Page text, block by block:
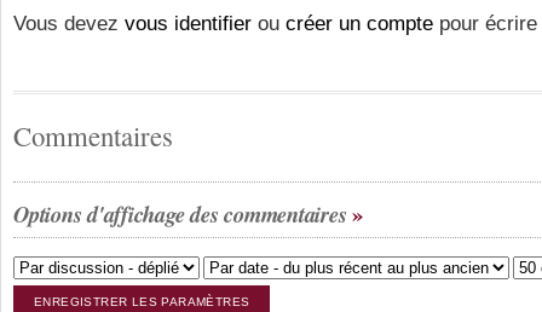
Vous devez vous identifier ou créer un compte pour
Commentaires
Options d'affichage des commentaires